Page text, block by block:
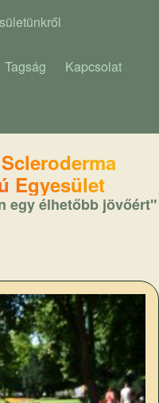
Tagság Kapcsolat
Egyesület
egy élhetőbb jövőért"